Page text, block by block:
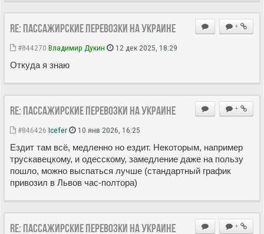
+
Re: Пассажирские перевозки на Украине
#844270 Владимир Дукин 12 дек 2025, 18:29
Откуда я знаю
+
Re: Пассажирские перевозки на Украине
#846426 Icefer 10 янв 2026, 16:25
Ездит там всё, медленно но ездит. Некоторым, например
трускавецкому, и одесскому, замедление даже на пользу
пошло, можно выспаться лучше (стандартный график
привозил в Львов час-полтора)
+
Re: Пассажирские перевозки на Украине